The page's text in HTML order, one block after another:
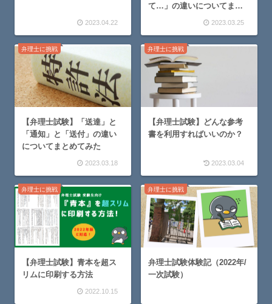
2023.04.22
て…」の違いについてまと
2023.03.25
弁理士に挑戦
【弁理士試験】「送達」と
「通知」と「送付」の違い
についてまとめてみた
2023.03.18
弁理士に挑戦
【弁理士試験】どんな参考
書を利用すればいいのか？
2023.03.04
弁理士に挑戦
【弁理士試験】青本を超ス
リムに印刷する方法
2022.10.15
弁理士に挑戦
弁理士試験体験記（2022年/
一次試験）